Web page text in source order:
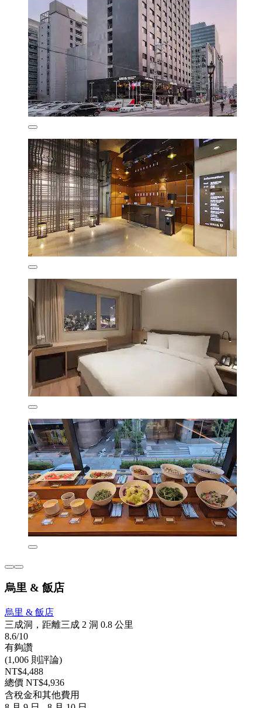
烏里 & 飯店
烏里 & 飯店
三成洞，距離三成 2 洞 0.8 公里
8.6/10
有夠讚
(1,006 則評論)
NT$4,488
總價 NT$4,936
含稅金和其他費用